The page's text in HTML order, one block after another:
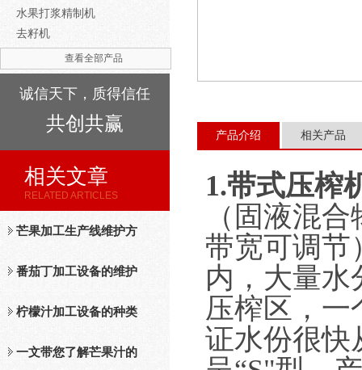
水果打浆精制机
去籽机
查看全部产品
诚信天下，质得信任
共创共赢
相关文章
RELATED ARTICLES
芒果加工生产线维护方
法
番茄丁加工设备的维护
保养措施分析
柠檬汁加工设备的种类
及工作原理介绍
一文带您了解芒果汁的
产品介绍 相关产品
1.带式压榨
（固液混
带宽可调节
内，大量水
压榨区，一
证水份很快